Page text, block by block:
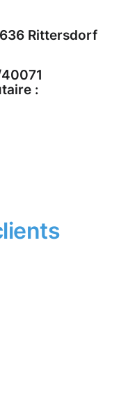
Rittersdorf
: